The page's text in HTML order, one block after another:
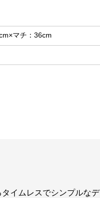
マチ：36cm
イムレスでシンプルなデ